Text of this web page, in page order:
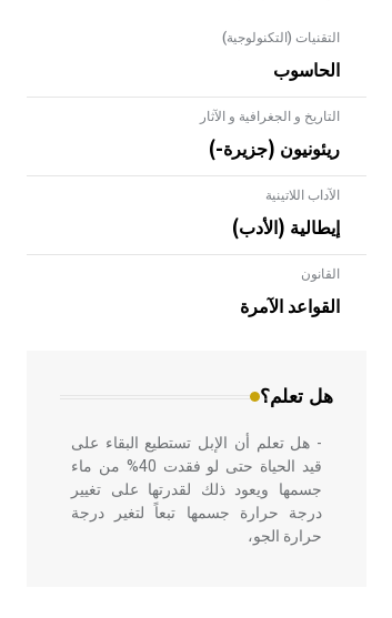
التقنيات (التكنولوجية)
الحاسوب
التاريخ و الجغرافية و الآثار
ريئونيون (جزيرة-)
الآداب اللاتينية
إيطالية (الأدب)
القانون
القواعد الآمرة
هل تعلم؟
- هل تعلم أن الأبلق نوع من الفنون
الهندسية التي ارتبطت بالعمارة الإسلامية
في بلاد الشام ومصر خاصة، حيث يحرص
- هل تعلم أن الإبل تستطيع البقاء على
قيد الحياة حتى لو فقدت 40% من ماء
جسمها ويعود ذلك لقدرتها على تغيير
درجة حرارة جسمها تبعاً لتغير درجة
حرارة الجو،